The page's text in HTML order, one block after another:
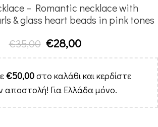
– Romantic necklace with
& glass heart beads in pink tones
€35,00 €28,00
€50,00στο καλάθι και κερδίστε
αποστολή! Για Ελλάδα μόνο.